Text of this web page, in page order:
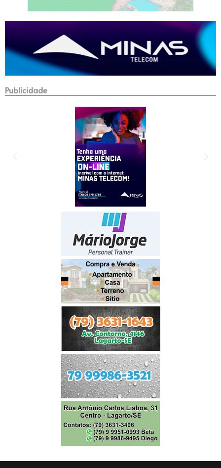
Publicidade